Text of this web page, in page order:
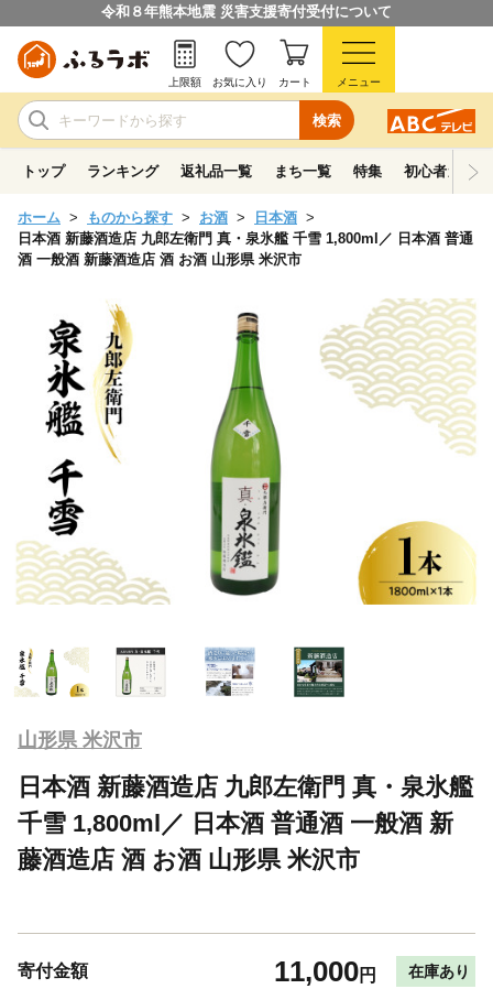
令和８年熊本地震 災害支援寄付受付について
検索
上限額 お気に入り カート メニュー
トップ ランキング 返礼品一覧 まち一覧 特集 初心者ガイド
ホーム ものから探す お酒
日本酒
日本酒 新藤酒造店 九郎左衛門 真・泉氷艦 千雪 1,800ml／ 日本酒 普通
酒 一般酒 新藤酒造店 酒 お酒 山形県 米沢市
山形県 米沢市
日本酒 新藤酒造店 九郎左衛門 真・泉氷艦
千雪 1,800ml／ 日本酒 普通酒 一般酒 新
藤酒造店 酒 お酒 山形県 米沢市
寄付金額 11,000円 在庫あり